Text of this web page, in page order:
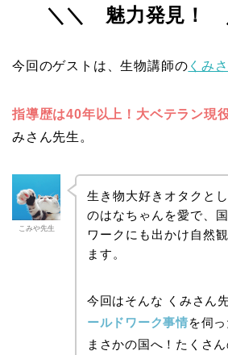
＼＼ 魅力発見！
今回のゲストは、生物講師の くみ
指導歴は40年以上！ 大ベテラン現
みさん先生。
こみや先生
生き物大好きオタクと
のはなちゃんを愛で、
ワークにも出かけ自然
ます。
今回はそんな くみさん
ールドワーク事情を伺
まさかの国へ！たくさ